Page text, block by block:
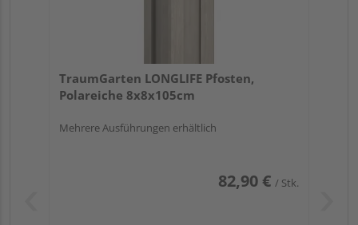
TraumGarten LONGLIFE Pfosten,
Polareiche 8x8x105cm
Mehrere Ausführungen erhältlich
82,90 € / Stk.